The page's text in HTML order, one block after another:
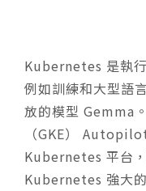
Kubernetes 是執
例如訓練和大型語
放的模型 Gemma
（GKE）
Kubernetes 平台
Kubernetes 強大